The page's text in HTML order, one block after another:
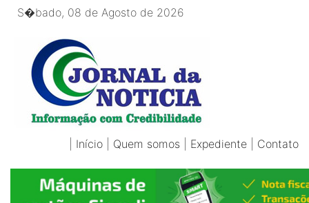
S�bado, 08 de Agosto de 2026
Início Quem somos Expediente Contato